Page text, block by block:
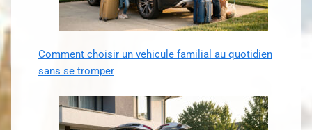
Comment choisir un vehicule familial au quotidien
sans se tromper